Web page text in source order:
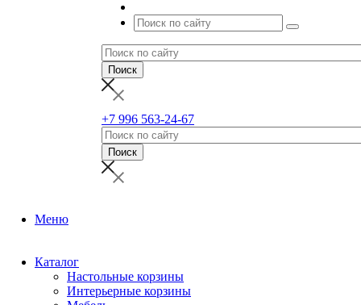
+7 996 563-24-67
Меню
Каталог
Настольные корзины
Интерьерные корзины